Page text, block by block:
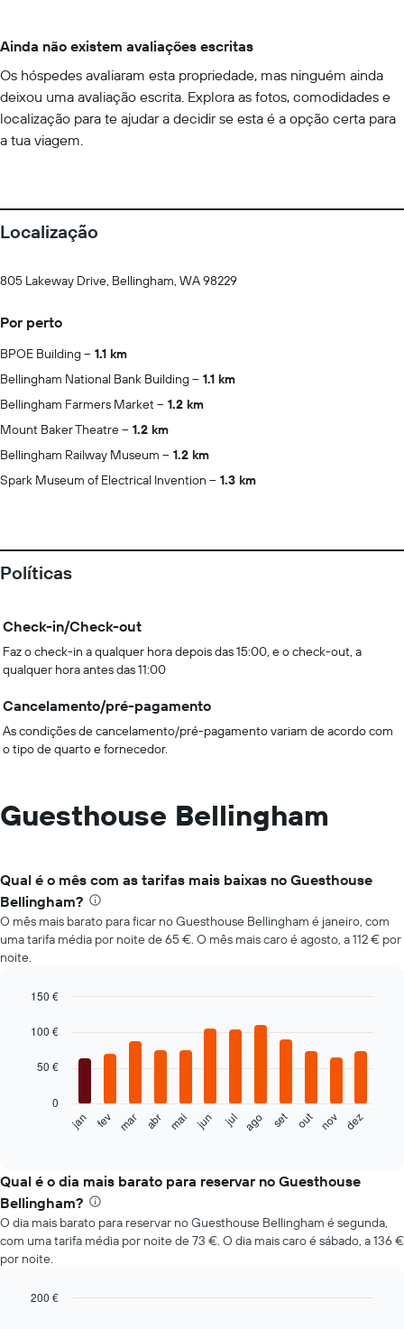
Ainda não existem avaliações escritas
Os hóspedes avaliaram esta propriedade, mas ninguém ainda
deixou uma avaliação escrita. Explora as fotos, comodidades e
localização para te ajudar a decidir se esta é a opção certa para
a tua viagem.
Localização
805 Lakeway Drive, Bellingham, WA 98229
Por perto
BPOE Building
1.1 km
Bellingham National Bank Building
1.1 km
Bellingham Farmers Market
1.2 km
Mount Baker Theatre
1.2 km
Bellingham Railway Museum
1.2 km
Spark Museum of Electrical Invention
1.3 km
Políticas
Check-in/Check-out
Faz o check-in a qualquer hora depois das 15:00, e o check-out, a
qualquer hora antes das 11:00
Cancelamento/pré-pagamento
As condições de cancelamento/pré-pagamento variam de acordo com
o tipo de quarto e fornecedor.
Guesthouse Bellingham
Qual é o mês com as tarifas mais baixas no Guesthouse
Bellingham?
O mês mais barato para ficar no Guesthouse Bellingham é janeiro, com
uma tarifa média por noite de 65 €. O mês mais caro é agosto, a 112 € por
noite.
chart
bars.
o
preço
médio
de
um
quarto
cada
graphic.
jan fev mar abr mai jun jul ago set out nov dez
0
50 €
100 €
150 €
Qual é o dia mais barato para reservar no Guesthouse
Bellingham?
O dia mais barato para reservar no Guesthouse Bellingham é segunda,
com uma tarifa média por noite de 73 €. O dia mais caro é sábado, a 136 €
por noite.
200 €